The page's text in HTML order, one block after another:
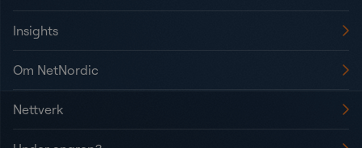
Insights
Om NetNordic
Nettverk